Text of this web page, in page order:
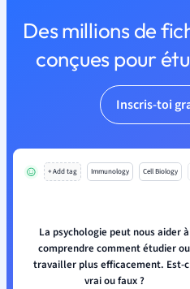
Des millions de
conçues pour
Inscris-toi
+ Add tag Immunology Cell Biology
La psychologie peut nous aider à
comprendre comment étudier ou
travailler plus efficacement. Est-
vrai ou faux ?